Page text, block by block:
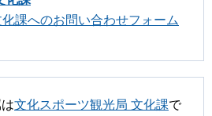
課へのお問い合わせフォーム
文化スポーツ観光局 文化課で